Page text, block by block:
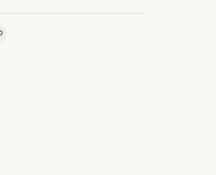
link naar vacature